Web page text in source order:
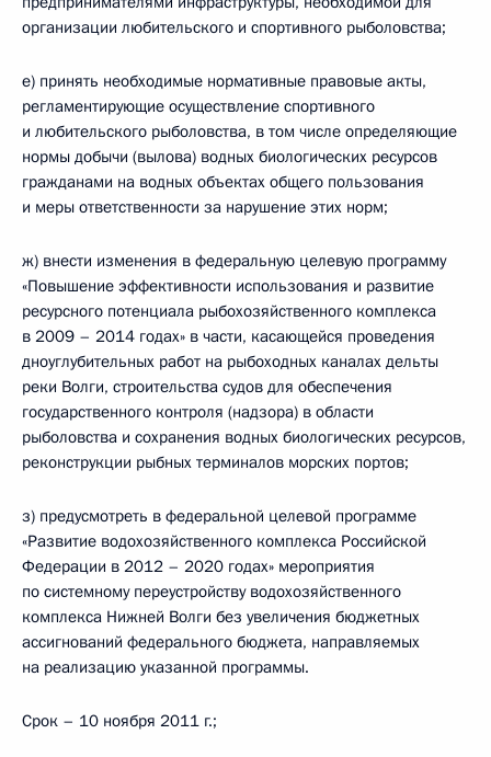
организации любительского и спортивного рыболовства;
е) принять необходимые нормативные правовые акты,
регламентирующие осуществление спортивного
и любительского рыболовства, в том числе определяющие
нормы добычи (вылова) водных биологических ресурсов
гражданами на водных объектах общего пользования
и меры ответственности за нарушение этих норм;
ж) внести изменения в федеральную целевую программу
«Повышение эффективности использования и развитие
ресурсного потенциала рыбохозяйственного комплекса
в 2009 – 2014 годах» в части, касающейся проведения
дноуглубительных работ на рыбоходных каналах дельты
реки Волги, строительства судов для обеспечения
государственного контроля (надзора) в области
рыболовства и сохранения водных биологических ресурсов,
реконструкции рыбных терминалов морских портов;
з) предусмотреть в федеральной целевой программе
«Развитие водохозяйственного комплекса Российской
Федерации в 2012 – 2020 годах» мероприятия
по системному переустройству водохозяйственного
комплекса Нижней Волги без увеличения бюджетных
ассигнований федерального бюджета, направляемых
на реализацию указанной программы.
Срок – 10 ноября 2011 г.;